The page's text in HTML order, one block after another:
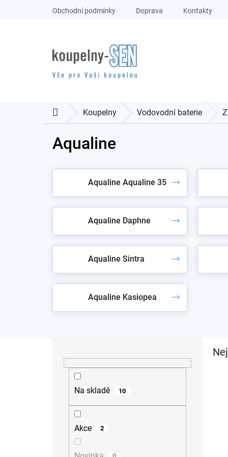
Obchodní podmínky Doprava Kontakty
DomůKoupelny Vodovodní baterie
Aqualine
Aqualine Aqualine 35
Aqualine Daphne
Aqualine Sintra
Aqualine Kasiopea
Na skladě 10
Akce 2